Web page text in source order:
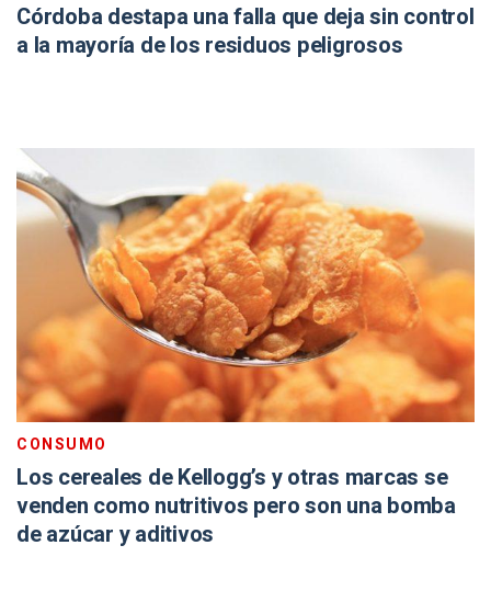
Córdoba destapa una falla que deja sin control
a la mayoría de los residuos peligrosos
CONSUMO
Los cereales de Kellogg’s y otras marcas se
venden como nutritivos pero son una bomba
de azúcar y aditivos